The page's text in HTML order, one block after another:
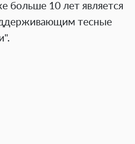
больше 10 лет является
тесные